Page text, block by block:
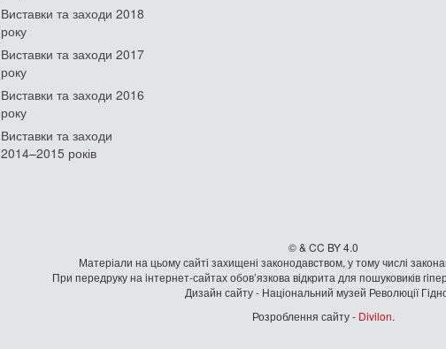
Виставки та заходи 2018
року
Виставки та заходи 2017
року
Виставки та заходи 2016
року
Виставки та заходи
2014–2015 років
© & CC BY 4.0
Матеріали на цьому сайті захищені законодавством, у тому числі
При передруку на iнтернет-сайтах обов’язкова відкрита для пошуковиків
Дизайн сайту - Національний музей Революції
Розроблення сайту - Divilon.